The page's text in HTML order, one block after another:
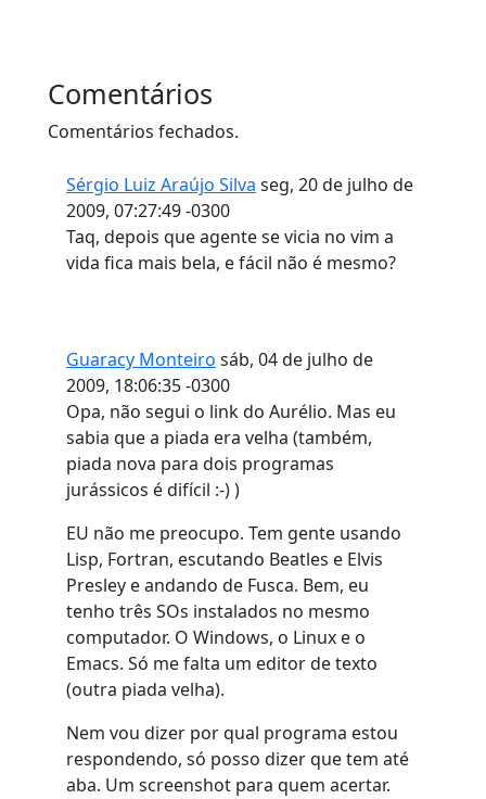
Comentários
Comentários fechados.
Sérgio Luiz Araújo Silva seg, 20 de julho de
2009, 07:27:49 -0300
Taq, depois que agente se vicia no vim a
vida fica mais bela, e fácil não é mesmo?
Guaracy Monteiro sáb, 04 de julho de
2009, 18:06:35 -0300
Opa, não segui o link do Aurélio. Mas eu
sabia que a piada era velha (também,
piada nova para dois programas
jurássicos é difícil :-) )
EU não me preocupo. Tem gente usando
Lisp, Fortran, escutando Beatles e Elvis
Presley e andando de Fusca. Bem, eu
tenho três SOs instalados no mesmo
computador. O Windows, o Linux e o
Emacs. Só me falta um editor de texto
(outra piada velha).
Nem vou dizer por qual programa estou
respondendo, só posso dizer que tem até
aba. Um screenshot para quem acertar.